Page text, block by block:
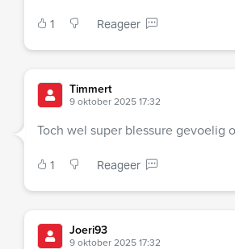
1 Reageer
Timmert
9 oktober 2025 17:32
Toch wel super blessure gevoelig
1 Reageer
Joeri93
9 oktober 2025 17:32